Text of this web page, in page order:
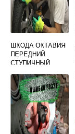
ШКОДА ОКТАВИЯ
ПЕРЕДНИЙ
СТУПИЧНЫЙ